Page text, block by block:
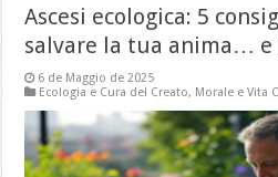
Ascesi ecologica: 5
salvare la tua anima… e
6 de Maggio de 2025
Ecologia e Cura del Creato, Morale e Vita